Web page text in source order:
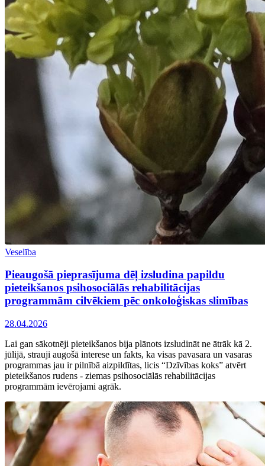
Veselība
Pieaugošā pieprasījuma dēļ izsludina papildu
pieteikšanos psihosociālās rehabilitācijas
programmām cilvēkiem pēc onkoloģiskas slimības
28.04.2026
Lai gan sākotnēji pieteikšanos bija plānots izsludināt ne ātrāk kā 2.
jūlijā, strauji augošā interese un fakts, ka visas pavasara un vasaras
programmas jau ir pilnībā aizpildītas, licis “Dzīvības koks” atvērt
pieteikšanos rudens - ziemas psihosociālās rehabilitācijas
programmām ievērojami agrāk.